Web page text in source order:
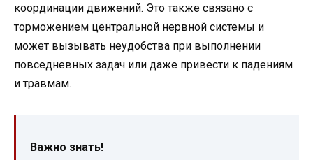
координации движений. Это также связано с
торможением центральной нервной системы и
может вызывать неудобства при выполнении
повседневных задач или даже привести к падениям
и травмам.
Важно знать!